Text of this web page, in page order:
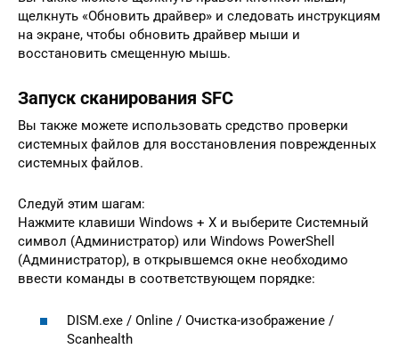
щелкнуть «Обновить драйвер» и следовать инструкциям
на экране, чтобы обновить драйвер мыши и
восстановить смещенную мышь.
Запуск сканирования SFC
Вы также можете использовать средство проверки
системных файлов для восстановления поврежденных
системных файлов.
Следуй этим шагам:
Нажмите клавиши Windows + X и выберите Системный
символ (Администратор) или Windows PowerShell
(Администратор), в открывшемся окне необходимо
ввести команды в соответствующем порядке:
DISM.exe / Online / Очистка-изображение /
Scanhealth